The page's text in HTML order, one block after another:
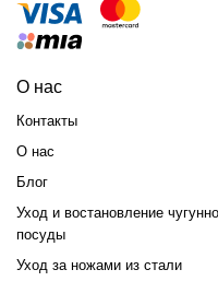
О нас
Контакты
О нас
Блог
Уход и востановление
посуды
Уход за ножами из стали